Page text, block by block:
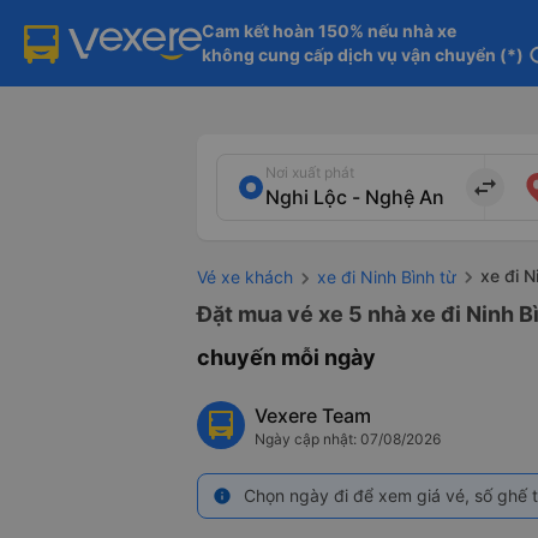
Cam kết hoàn 150% nếu nhà xe
không cung cấp dịch vụ vận chuyển (*)
Nơi xuất phát
import_export
Vé xe khách xe đi Ninh Bình từ xe đi
Đặt mua vé xe 5 nhà xe đi Ninh
chuyến mỗi ngày
Vexere Team
Ngày cập nhật: 07/08/2026
info Chọn ngày đi để xem giá vé, số